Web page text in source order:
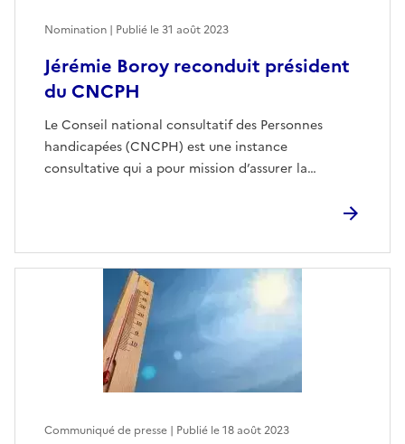
Jérémie Boroy reconduit président
du CNCPH
Le Conseil national consultatif des Personnes
handicapées (CNCPH) est une instance
consultative qui a pour mission d’assurer la…
Nomination | Publié le31 août 2023
Communiqué de presse | Publié le18 août 2023